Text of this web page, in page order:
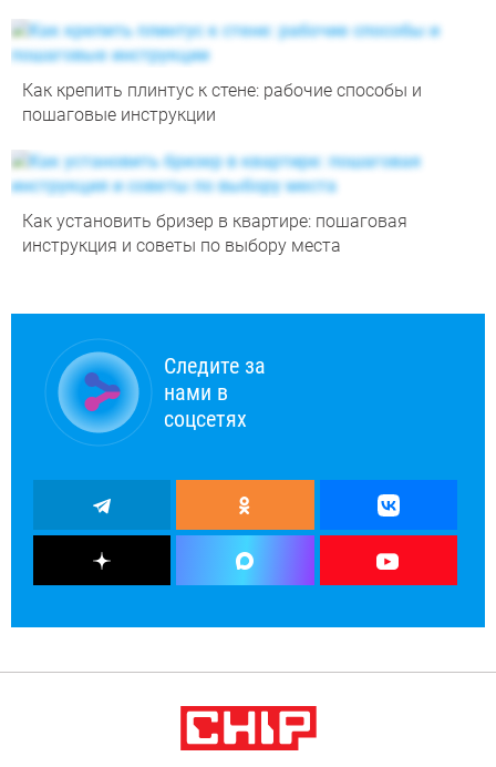
Как крепить плинтус к стене: рабочие способы и
пошаговые инструкции
Как установить бризер в квартире: пошаговая
инструкция и советы по выбору места
Следите за
нами в
соцсетях